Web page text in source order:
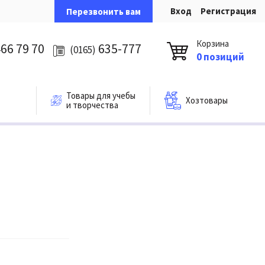
Перезвонить вам Вход Регистрация
79 70 (0165) 635-777 Корзина
0 позиций
Товары для учебы
и творчества
Хозтовары